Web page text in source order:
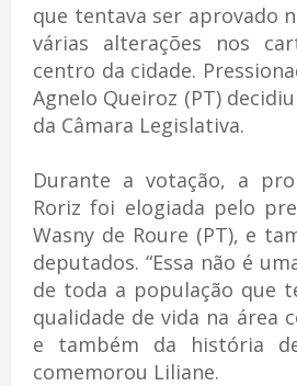
que tentava ser aprovado
várias alterações nos
centro da cidade.
Agnelo Queiroz (PT)
da Câmara Legislativa.
Durante a votação, a
Roriz foi elogiada pelo
Wasny de Roure (PT), e
deputados. “Essa não é
de toda a população que
qualidade de vida na área
e também da história
comemorou Liliane.